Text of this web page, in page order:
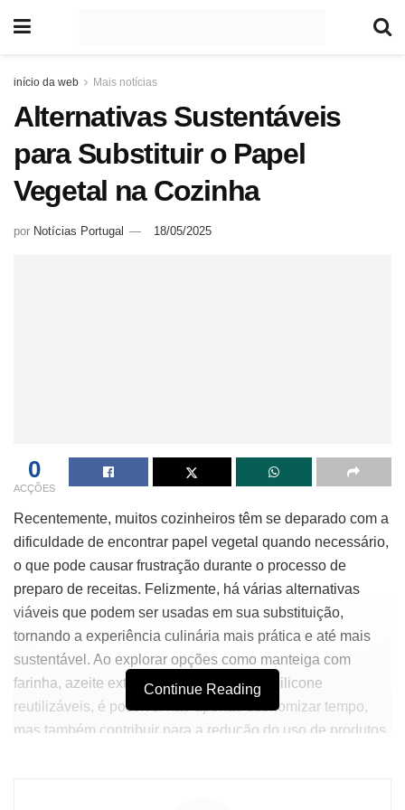
início da web Mais notícias
Alternativas Sustentáveis
para Substituir o Papel
Vegetal na Cozinha
por Notícias Portugal 18/05/2025
0
ACÇÕES
Recentemente, muitos cozinheiros têm se deparado com a
dificuldade de encontrar papel vegetal quando necessário,
o que pode causar frustração durante o processo de
preparo de receitas. Felizmente, há várias alternativas
viáveis que podem ser usadas em sua substituição,
tornando a experiência culinária mais prática e até mais
sustentável. Ao explorar opções como manteiga com
farinha, azeite extravirgem ou formas de silicone
reutilizáveis, é possível não apenas economizar tempo,
mas também contribuir para a redução do uso de produtos
Continue Reading